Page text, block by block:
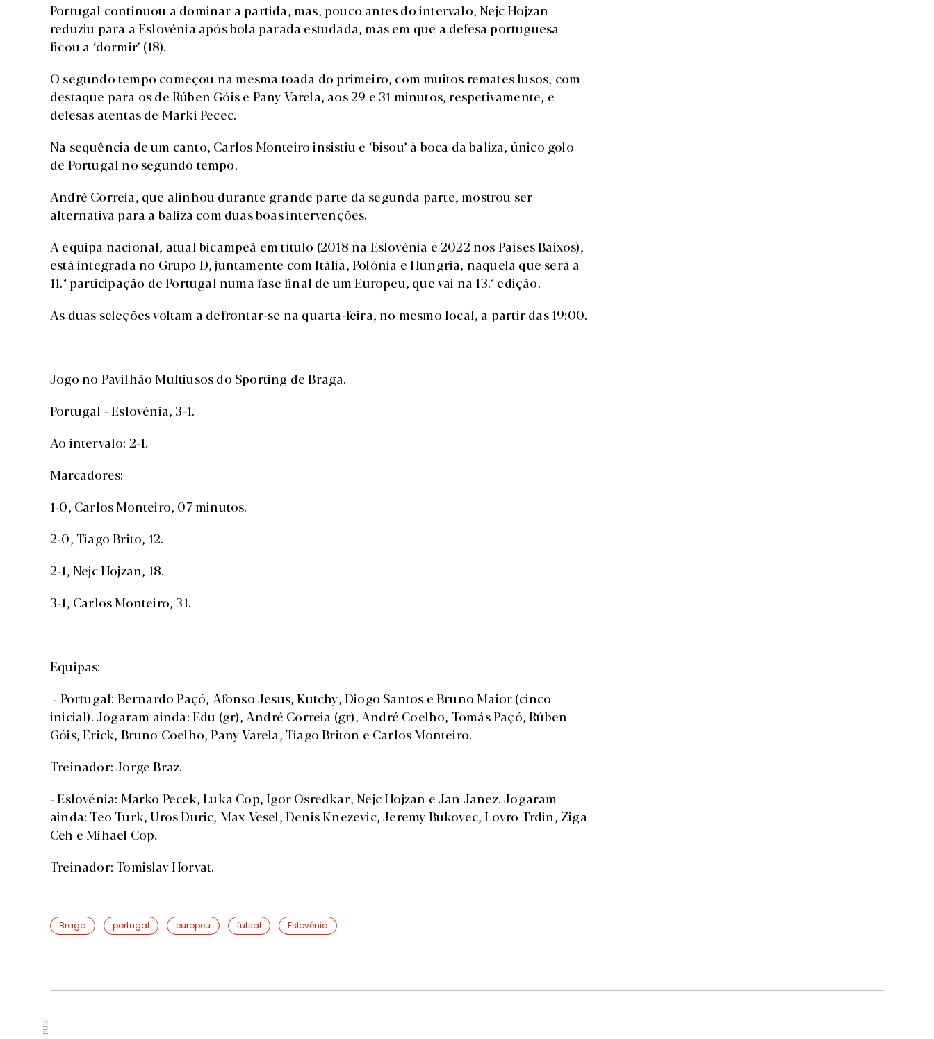
Portugal continuou a dominar a partida, mas, pouco antes do intervalo, Nejc Hojzan
reduziu para a Eslovénia após bola parada estudada, mas em que a defesa portuguesa
ficou a ‘dormir’ (18).
O segundo tempo começou na mesma toada do primeiro, com muitos remates lusos, com
destaque para os de Rúben Góis e Pany Varela, aos 29 e 31 minutos, respetivamente, e
defesas atentas de Marki Pecec.
Na sequência de um canto, Carlos Monteiro insistiu e ‘bisou’ à boca da baliza, único golo
de Portugal no segundo tempo.
André Correia, que alinhou durante grande parte da segunda parte, mostrou ser
alternativa para a baliza com duas boas intervenções.
A equipa nacional, atual bicampeã em título (2018 na Eslovénia e 2022 nos Países Baixos),
está integrada no Grupo D, juntamente com Itália, Polónia e Hungria, naquela que será a
11.ª participação de Portugal numa fase final de um Europeu, que vai na 13.ª edição.
As duas seleções voltam a defrontar-se na quarta-feira, no mesmo local, a partir das 19:00.
Jogo no Pavilhão Multiusos do Sporting de Braga.
Portugal - Eslovénia, 3-1.
Ao intervalo: 2-1.
Marcadores:
1-0, Carlos Monteiro, 07 minutos.
2-0, Tiago Brito, 12.
2-1, Nejc Hojzan, 18.
3-1, Carlos Monteiro, 31.
Equipas:
- Portugal: Bernardo Paçó, Afonso Jesus, Kutchy, Diogo Santos e Bruno Maior (cinco
inicial). Jogaram ainda: Edu (gr), André Correia (gr), André Coelho, Tomás Paçó, Rúben
Góis, Erick, Bruno Coelho, Pany Varela, Tiago Briton e Carlos Monteiro.
Treinador: Jorge Braz.
- Eslovénia: Marko Pecek, Luka Cop, Igor Osredkar, Nejc Hojzan e Jan Janez. Jogaram
ainda: Teo Turk, Uros Duric, Max Vesel, Denis Knezevic, Jeremy Bukovec, Lovro Trdin, Ziga
Ceh e Mihael Cop.
Treinador: Tomislav Horvat.
Braga portugal europeu futsal Eslovénia
PUB.